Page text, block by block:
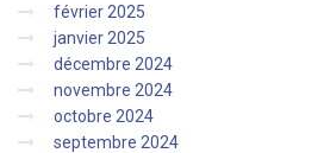
février 2025
janvier 2025
décembre 2024
novembre 2024
octobre 2024
septembre 2024